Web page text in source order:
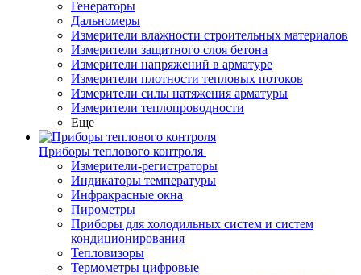
Генераторы
Дальномеры
Измерители влажности строительных материалов
Измерители защитного слоя бетона
Измерители напряжений в арматуре
Измерители плотности тепловых потоков
Измерители силы натяжения арматуры
Измерители теплопроводности
Еще
Приборы теплового контроля
Измерители-регистраторы
Индикаторы температуры
Инфракрасные окна
Пирометры
Приборы для холодильных систем и систем
кондиционирования
Тепловизоры
Термометры цифровые